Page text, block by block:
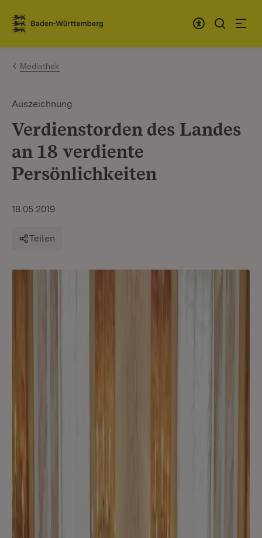
Zum Inhalt springen
Link zur Startseite
Mediathek
Auszeichnung
Verdienstorden des Landes
an 18 verdiente
Persönlichkeiten
18.05.2019
Teilen